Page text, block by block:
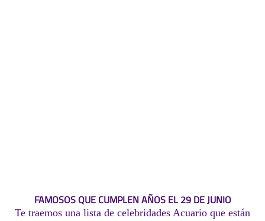
FAMOSOS QUE CUMPLEN AÑOS EL 29 DE JUNIO
Te traemos una lista de celebridades Acuario que están